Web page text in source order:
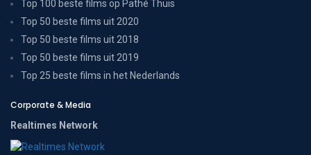
Top 100 beste films op Pathé Thuis
Top 50 beste films uit 2020
Top 50 beste films uit 2018
Top 50 beste films uit 2019
Top 25 beste films in het Nederlands
Corporate & Media
Realtimes Network